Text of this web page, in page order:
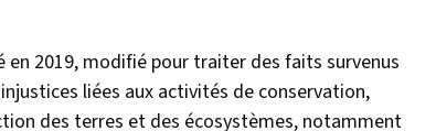
en 2019, modifié pour traiter des faits survenus
liées aux activités de conservation,
des terres et des écosystèmes, notamment